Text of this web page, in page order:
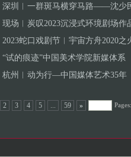
深圳︱一群斑马横穿马路——沈少
现场︱炭叹2023沉浸式环境剧场作
2023蛇口戏剧节︱宇宙方舟2020之
“试的痕迹”中国美术学院新媒体系
杭州︱动为行—中国媒体艺术35年
2 3 4 5 ... 59 »